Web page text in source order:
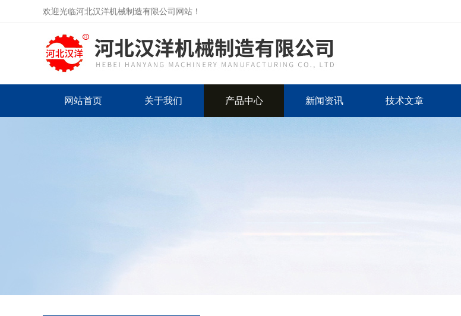
欢迎光临河北汉洋机械制造有限公司网站！
网站首页 关于我们 产品中心 新闻资讯 技术文章